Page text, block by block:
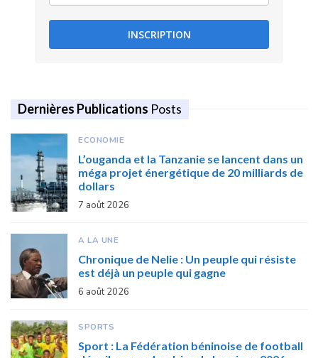
INSCRIPTION
Dernières Publications Posts
ECONOMIE
L’ouganda et la Tanzanie se lancent dans un
méga projet énergétique de 20 milliards de
dollars
7 août 2026
A LA UNE
Chronique de Nelie : Un peuple qui résiste
est déjà un peuple qui gagne
6 août 2026
SPORTS
Sport : La Fédération béninoise de football